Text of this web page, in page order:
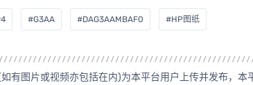
#G3AA #DAG3AAMBAF0 #HP图纸
有图片或视频亦包括在内)为本平台用户上传并发布，本